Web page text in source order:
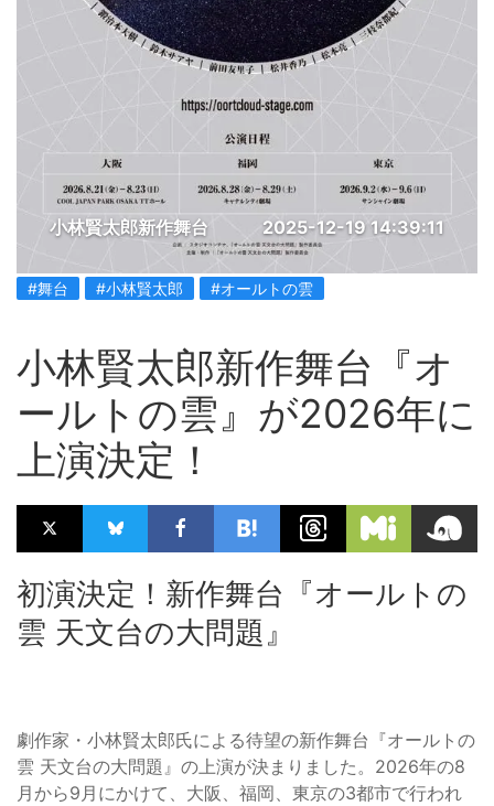
小林賢太郎新作舞台 2025-12-19 14:39:11
#舞台 #小林賢太郎 #オールトの雲
小林賢太郎新作舞台『オ
ールトの雲』が2026年に
上演決定！
初演決定！新作舞台『オールトの
雲 天文台の大問題』
劇作家・小林賢太郎氏による待望の新作舞台『オールトの
雲 天文台の大問題』の上演が決まりました。2026年の8
月から9月にかけて、大阪、福岡、東京の3都市で行われ